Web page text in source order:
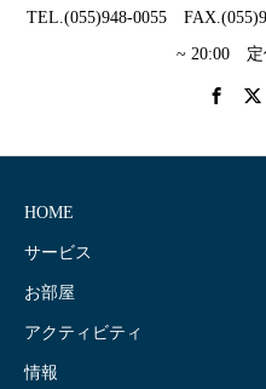
TEL.(055)948-0055
~ 20:00 定
HOME
サービス
お部屋
アクティビティ
情報